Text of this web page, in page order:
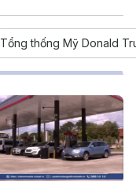
Tổng thống Mỹ Donald